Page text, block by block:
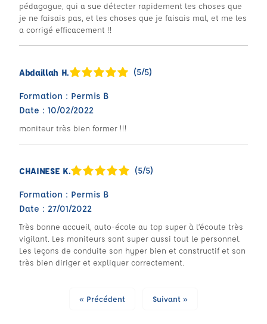
pédagogue, qui a sue détecter rapidement les choses que
je ne faisais pas, et les choses que je faisais mal, et me les
a corrigé efficacement !!
Abdaillah H. (5/5)
Formation : Permis B
Date : 10/02/2022
moniteur très bien former !!!
CHAINESE K. (5/5)
Formation : Permis B
Date : 27/01/2022
Très bonne accueil, auto-école au top super à l’écoute très
vigilant. Les moniteurs sont super aussi tout le personnel.
Les leçons de conduite son hyper bien et constructif et son
très bien diriger et expliquer correctement.
« Précédent Suivant »